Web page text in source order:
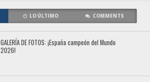
LO ÚLTIMO COMMENTS
GALERÍA DE FOTOS: ¡España campeón del Mundo
2026!